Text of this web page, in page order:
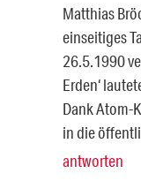
Matthias
einseitiges
26.5.1990
Erden‘
Dank Atom-
in die
antworten